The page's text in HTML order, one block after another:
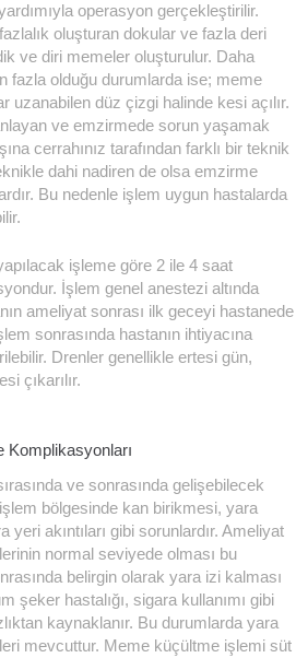
operasyon gerçekleştirilir.
oluşturan dokular ve fazla deri
ve diri memeler oluşturulur. Daha
fazla olduğu durumlarda ise; meme
uzanabilen düz çizgi halinde kesi açılır.
ve emzirmede sorun yaşamak
cerrahınız tarafından farklı bir teknik
dahi nadiren de olsa emzirme
Bu nedenle işlem uygun hastalarda
işleme göre 2 ile 4 saat
İşlem genel anestezi altında
ameliyat sonrası ilk geceyi hastanede
sonrasında hastanın ihtiyacına
Drenler genellikle ertesi gün,
çıkarılır.
ve sonrasında gelişebilecek
bölgesinde kan birikmesi, yara
akıntıları gibi sorunlardır. Ameliyat
normal seviyede olması bu
belirgin olarak yara izi kalması
şeker hastalığı, sigara kullanımı gibi
kaynaklanır. Bu durumlarda yara
mevcuttur. Meme küçültme işlemi süt